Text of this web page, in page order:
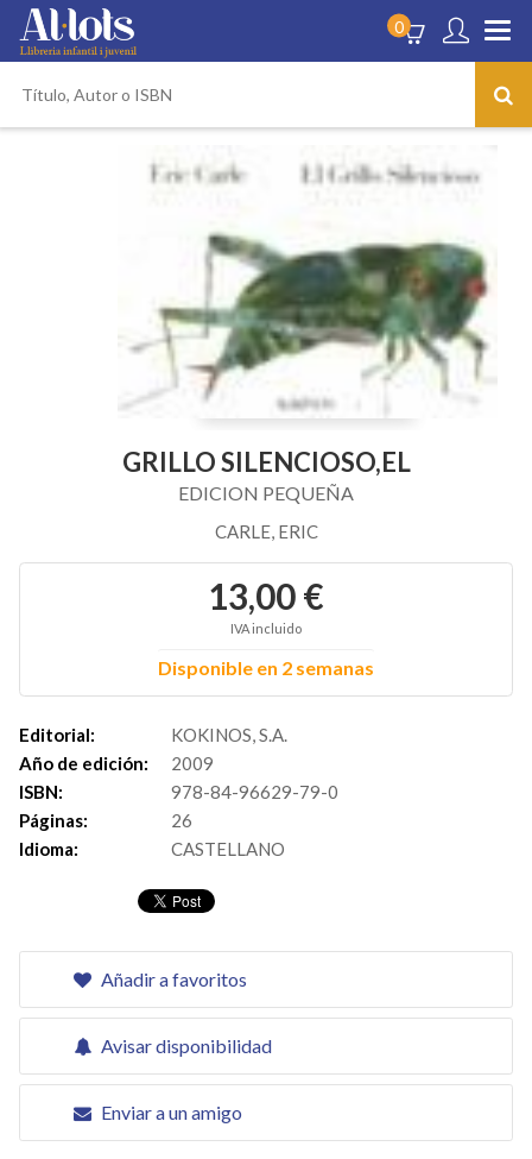
0
GRILLO SILENCIOSO,EL
EDICION PEQUEÑA
CARLE, ERIC
13,00 €
IVA incluido
Disponible en 2 semanas
Editorial:
KOKINOS, S.A.
Año de edición:
2009
ISBN:
978-84-96629-79-0
Páginas:
26
Idioma:
CASTELLANO
Añadir a favoritos
Avisar disponibilidad
Enviar a un amigo